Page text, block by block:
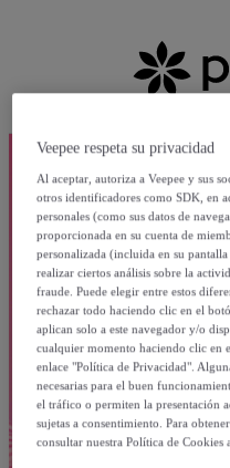
Veepee respeta su privacidad
Al aceptar, autoriza a Veepee y sus
otros identificadores como SDK, en
personales (como sus datos de
proporcionada en su cuenta de
personalizada (incluida en su
realizar ciertos análisis sobre la
fraude. Puede elegir entre estos
rechazar todo haciendo clic en el
aplican solo a este navegador y/o
cualquier momento haciendo clic en
enlace "Política de Privacidad".
necesarias para el buen
el tráfico o permiten la presentación
sujetas a consentimiento. Para
consultar nuestra Política de Cookies